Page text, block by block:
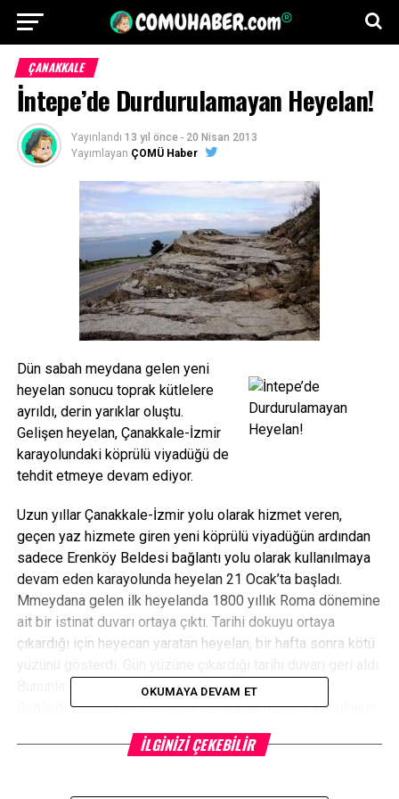
ÇANAKKALE
İntepe’de Durdurulamayan Heyelan!
Yayınlandı 13 yıl önce - 20 Nisan 2013
Yayımlayan ÇOMÜ Haber
Dün sabah meydana gelen yeni
heyelan sonucu toprak kütlelere
ayrıldı, derin yarıklar oluştu.
Gelişen heyelan, Çanakkale-İzmir
karayolundaki köprülü viyadüğü de
tehdit etmeye devam ediyor.
Uzun yıllar Çanakkale-İzmir yolu olarak hizmet veren,
geçen yaz hizmete giren yeni köprülü viyadüğün ardından
sadece Erenköy Beldesi bağlantı yolu olarak kullanılmaya
devam eden karayolunda heyelan 21 Ocak’ta başladı.
Mmeydana gelen ilk heyelanda 1800 yıllık Roma dönemine
ait bir istinat duvarı ortaya çıktı. Tarihi dokuyu ortaya
çıkardığı için heyecan yaratan heyelan, bir hafta sonra kötü
Bununla da kalmadı, bağlantı yolunu tamamen yuttu.
Bağlantı yolunun alt kısmında Çanakkale-İzmir karayolunun
bir parçası olan köprülü viyadük de toprak kaymasından
olumsuz etkilendi. Heyelanla vadiye akan toprak kütleleri
OKUMAYA DEVAM ET
İLGINIZI ÇEKEBILIR